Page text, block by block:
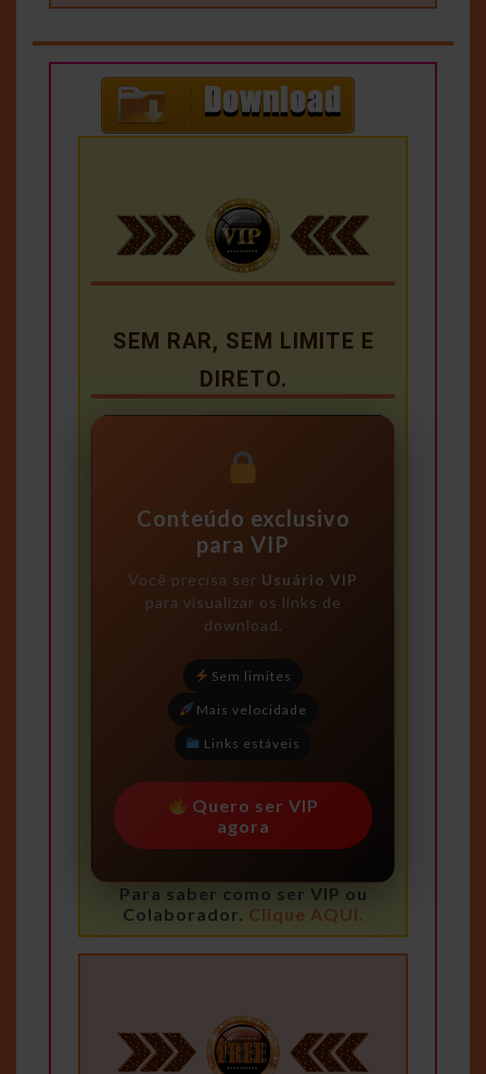
SEM RAR, SEM LIMITE E
DIRETO.
Conteúdo exclusivo
para VIP
Você precisa ser Usuário VIP
para visualizar os links de
download.
Sem limites
Mais velocidade
Links estáveis
Quero ser VIP
agora
Para saber como ser VIP ou
Colaborador. Clique AQUI.